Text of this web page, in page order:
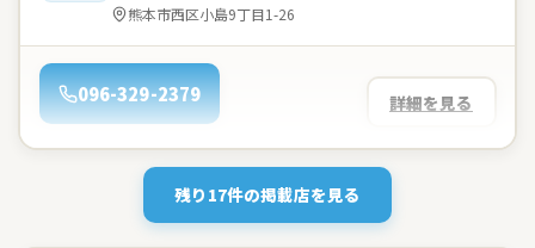
住所：
熊本市西区小島9丁目1-26
電話：
096-329-2379 詳細を見る
残り17件の掲載店を見る